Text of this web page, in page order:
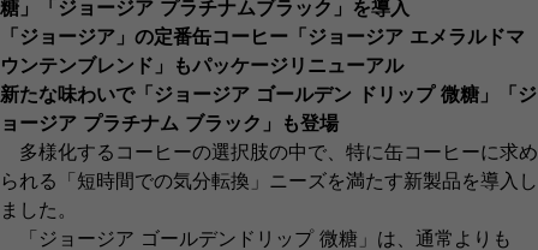
糖」「ジョージア プラチナムブラック」を導入
「ジョージア」の定番缶コーヒー「ジョージア エメラルドマ
ウンテンブレンド」もパッケージリニューアル
新たな味わいで「ジョージア ゴールデン ドリップ 微糖」「ジ
ョージア プラチナム ブラック」も登場
多様化するコーヒーの選択肢の中で、特に缶コーヒーに求め
られる「短時間での気分転換」ニーズを満たす新製品を導入し
ました。
「ジョージア ゴールデンドリップ 微糖」は、通常よりも